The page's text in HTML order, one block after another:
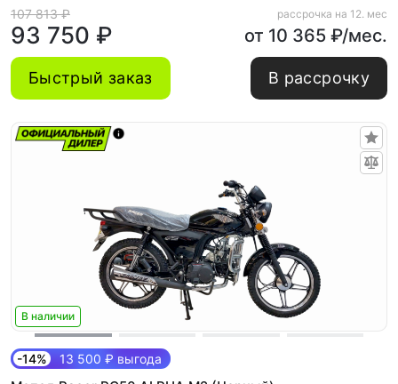
107 813 ₽
93 750 ₽
рассрочка на 12. мес
от 10 365 ₽/мес.
Быстрый заказ В рассрочку
В наличии
-14% 13 500 ₽ выгода